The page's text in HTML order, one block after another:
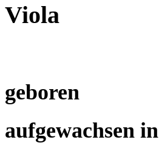
Viola
geboren
aufgewachsen in